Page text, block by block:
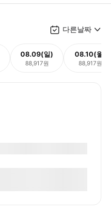
다른날짜
08.09(일)
88,917원
08.10(월)
88,917원